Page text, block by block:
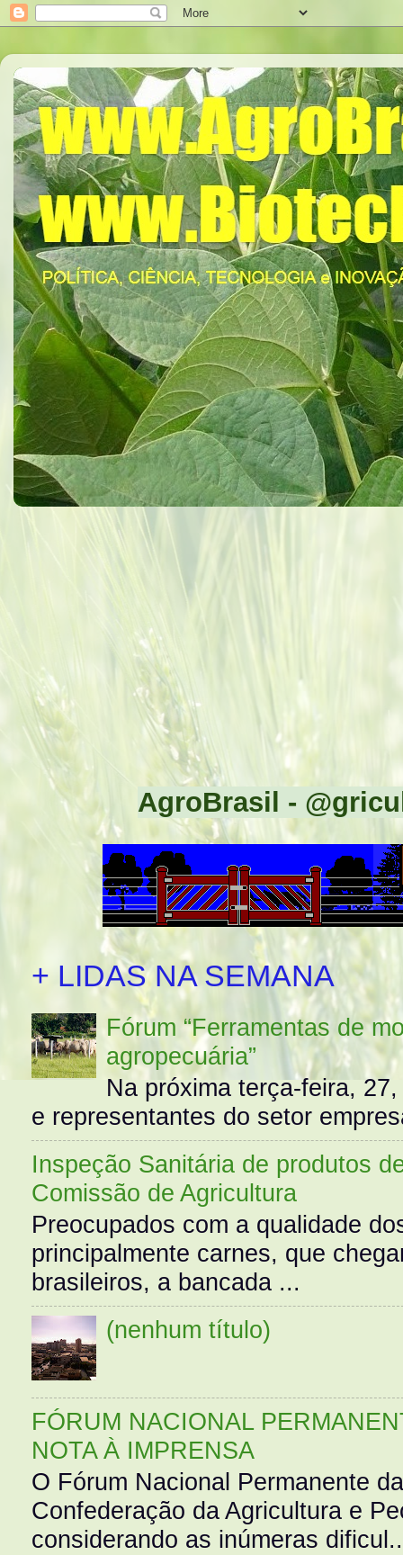
AgroBrasil -
+ LIDAS NA SEMANA
Fórum “Ferramentas de
agropecuária”
Na próxima terça-feira,
e representantes do setor
Inspeção Sanitária de produtos
Comissão de Agricultura
Preocupados com a qualidade
principalmente carnes, que
brasileiros, a bancada ...
(nenhum título)
FÓRUM NACIONAL
NOTA À IMPRENSA
O Fórum Nacional Permanente
Confederação da Agricultura e
considerando as inúmeras